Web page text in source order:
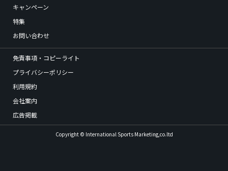
キャンペーン
特集
お問い合わせ
免責事項・コピーライト
プライバシーポリシー
利用規約
会社案内
広告掲載
Copyright © International Sports Marketing,co.ltd